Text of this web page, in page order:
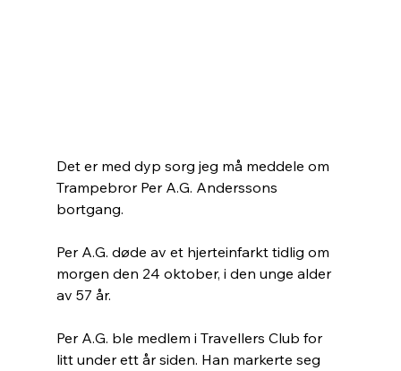
Det er med dyp sorg jeg må meddele om
Trampebror Per A.G. Anderssons
bortgang.
Per A.G. døde av et hjerteinfarkt tidlig om
morgen den 24 oktober, i den unge alder
av 57 år.
Per A.G. ble medlem i Travellers Club for
litt under ett år siden. Han markerte seg